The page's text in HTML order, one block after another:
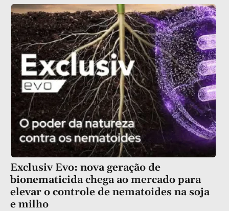
Exclusiv Evo: nova geração de
bionematicida chega ao mercado para
elevar o controle de nematoides na soja
e milho